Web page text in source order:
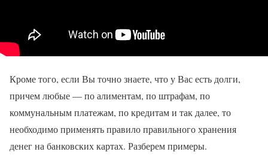
Кроме того, если Вы точно знаете, что у Вас есть долги,
причем любые — по алиментам, по штрафам, по
коммунальным платежам, по кредитам и так далее, то
необходимо применять правило правильного хранения
денег на банковских картах. Разберем примеры.